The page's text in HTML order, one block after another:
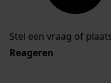
Stel een vraag of
Reageren